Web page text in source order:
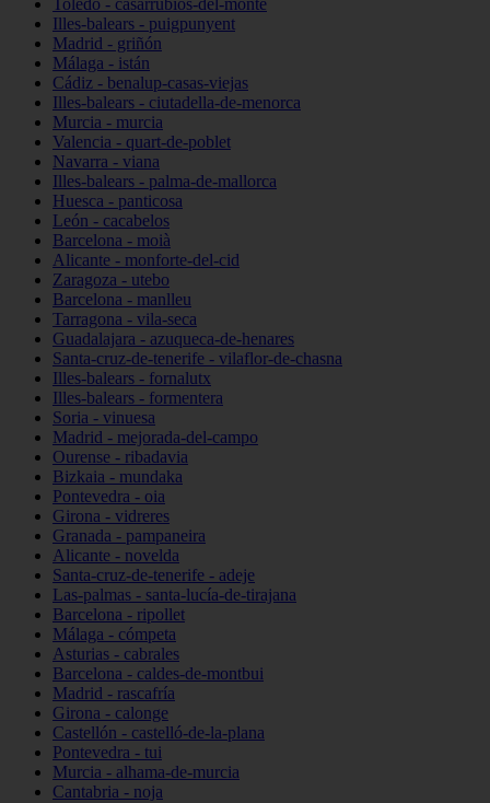
Toledo - casarrubios-del-monte
Illes-balears - puigpunyent
Madrid - griñón
Málaga - istán
Cádiz - benalup-casas-viejas
Illes-balears - ciutadella-de-menorca
Murcia - murcia
Valencia - quart-de-poblet
Navarra - viana
Illes-balears - palma-de-mallorca
Huesca - panticosa
León - cacabelos
Barcelona - moià
Alicante - monforte-del-cid
Zaragoza - utebo
Barcelona - manlleu
Tarragona - vila-seca
Guadalajara - azuqueca-de-henares
Santa-cruz-de-tenerife - vilaflor-de-chasna
Illes-balears - fornalutx
Illes-balears - formentera
Soria - vinuesa
Madrid - mejorada-del-campo
Ourense - ribadavia
Bizkaia - mundaka
Pontevedra - oia
Girona - vidreres
Granada - pampaneira
Alicante - novelda
Santa-cruz-de-tenerife - adeje
Las-palmas - santa-lucía-de-tirajana
Barcelona - ripollet
Málaga - cómpeta
Asturias - cabrales
Barcelona - caldes-de-montbui
Madrid - rascafría
Girona - calonge
Castellón - castelló-de-la-plana
Pontevedra - tui
Murcia - alhama-de-murcia
Cantabria - noja